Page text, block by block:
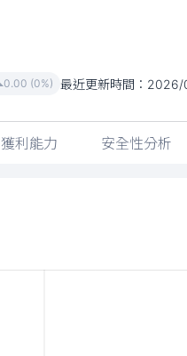
0.00 (0%) 最近更新時間： 2026/
獲利能力 安全性分析